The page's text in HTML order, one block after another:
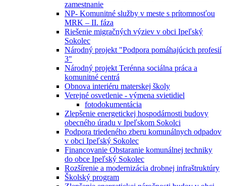
zamestnanie
NP- Komunitné služby v meste s prítomnosťou
MRK – II. fáza
Riešenie migračných výziev v obci Ipeľský
Sokolec
Národný projekt "Podpora pomáhajúcich profesií
3"
Národný projekt Terénna sociálna práca a
komunitné centrá
Obnova interiéru materskej školy
Verejné osvetlenie - výmena svietidiel
fotodokumentácia
Zlepšenie energetickej hospodárnosti budovy
obecného úradu v Ipeľskom Sokolci
Podpora triedeného zberu komunálnych odpadov
v obci Ipeľský Sokolec
Financovanie Obstaranie komunálnej techniky
do obce Ipeľský Sokolec
Rozšírenie a modernizácia drobnej infraštruktúry
Školský program